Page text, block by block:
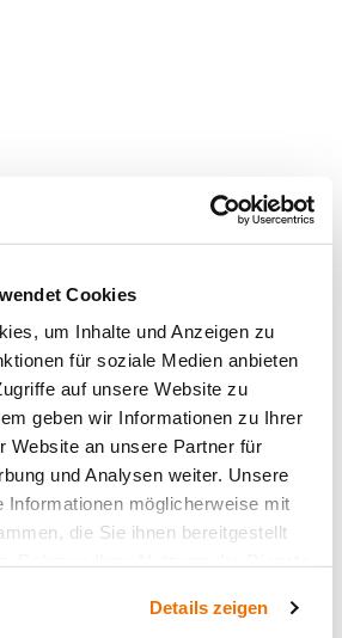
Cookies
um Inhalte und Anzeigen zu
für soziale Medien anbieten
auf unsere Website zu
geben wir Informationen zu Ihrer
Website an unsere Partner für
und Analysen weiter. Unsere
Informationen möglicherweise mit
die Sie ihnen bereitgestellt
Details zeigen